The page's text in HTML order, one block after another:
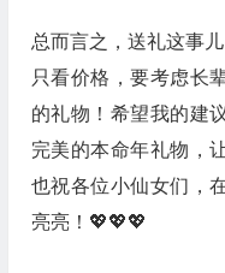
总而言之，送礼这事
只看价格，要考虑长
的礼物！希望我的建
完美的本命年礼物，
也祝各位小仙女们，
亮亮！💖💖💖